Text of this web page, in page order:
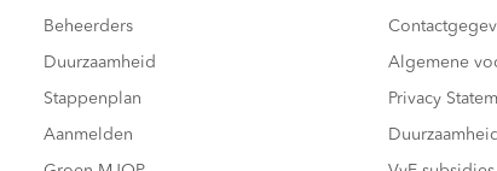
Beheerders
Duurzaamheid
Stappenplan
Aanmelden
Algemene
Privacy
Duurzaamheid